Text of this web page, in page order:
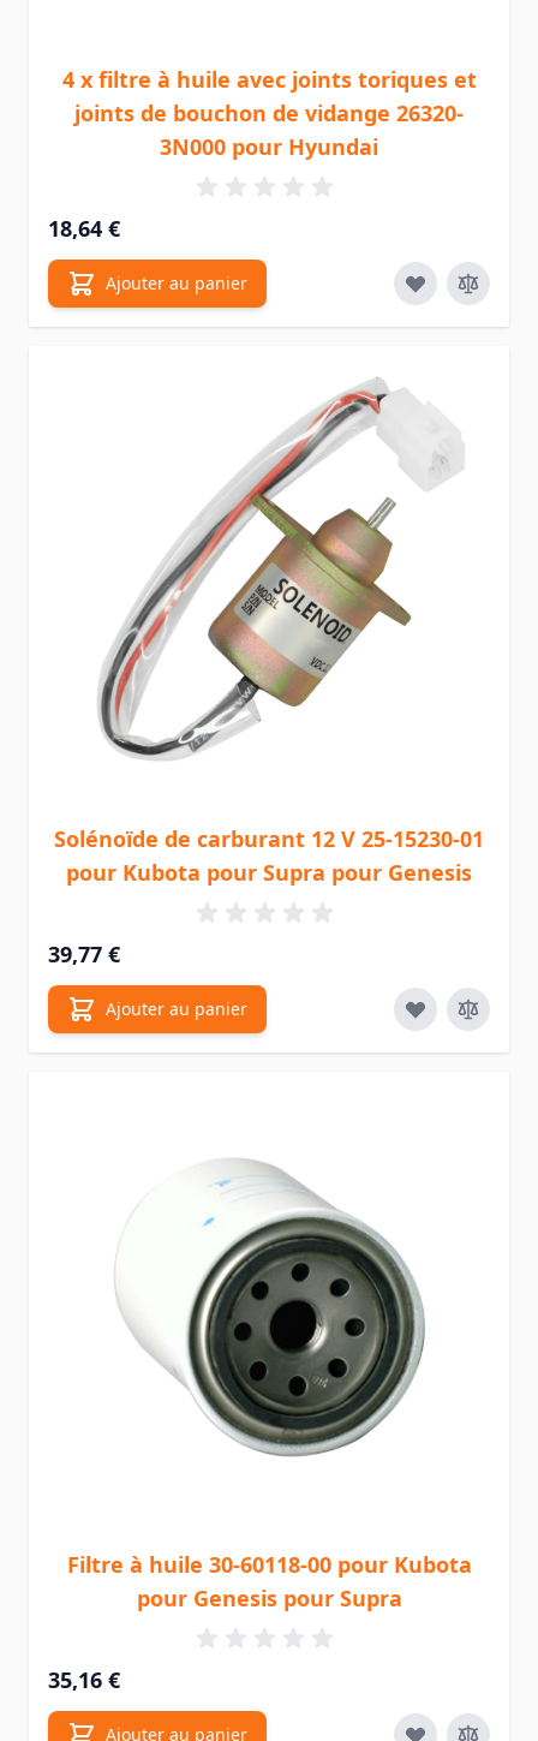
4 x filtre à huile avec joints toriques et
joints de bouchon de vidange 26320-
3N000 pour Hyundai
18,64 €
Ajouter au panier
Solénoïde de carburant 12 V 25-15230-01
pour Kubota pour Supra pour Genesis
39,77 €
Ajouter au panier
Filtre à huile 30-60118-00 pour Kubota
pour Genesis pour Supra
35,16 €
Ajouter au panier